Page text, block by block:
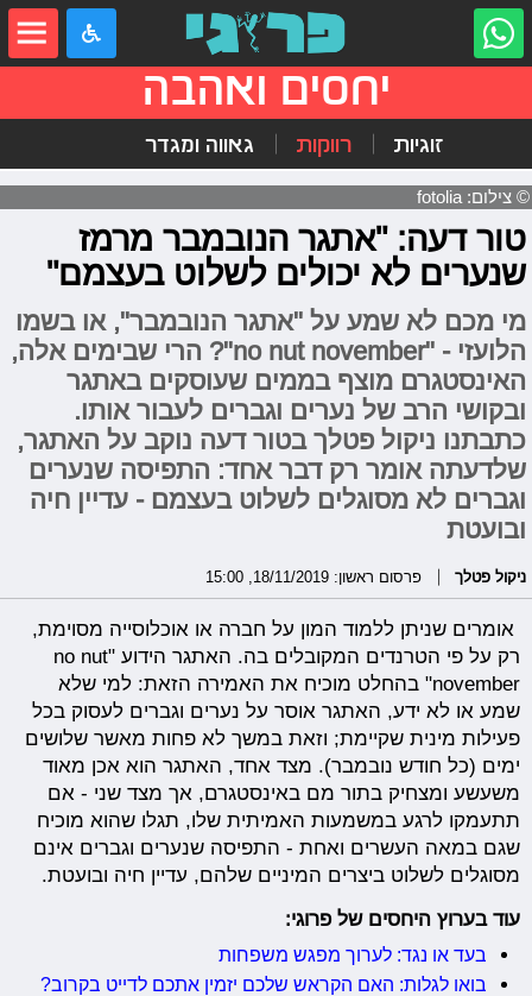
יחסים ואהבה
זוגיות רווקות גאווה ומגדר
© צילום: fotolia
טור דעה: "אתגר הנובמבר מרמז
שנערים לא יכולים לשלוט בעצמם"
מי מכם לא שמע על "אתגר הנובמבר", או בשמו
הלועזי - "no nut november"? הרי שבימים אלה,
האינסטגרם מוצף בממים שעוסקים באתגר
ובקושי הרב של נערים וגברים לעבור אותו.
כתבתנו ניקול פטלך בטור דעה נוקב על האתגר,
שלדעתה אומר רק דבר אחד: התפיסה שנערים
וגברים לא מסוגלים לשלוט בעצמם - עדיין חיה
ובועטת
ניקול פטלך פרסום ראשון: 18/11/2019, 15:00
אומרים שניתן ללמוד המון על חברה או אוכלוסייה מסוימת,
רק על פי הטרנדים המקובלים בה. האתגר הידוע "no nut
november" בהחלט מוכיח את האמירה הזאת: למי שלא
שמע או לא ידע, האתגר אוסר על נערים וגברים לעסוק בכל
פעילות מינית שקיימת; וזאת במשך לא פחות מאשר שלושים
ימים (כל חודש נובמבר). מצד אחד, האתגר הוא אכן מאוד
משעשע ומצחיק בתור מם באינסטגרם, אך מצד שני - אם
תתעמקו לרגע במשמעות האמיתית שלו, תגלו שהוא מוכיח
שגם במאה העשרים ואחת - התפיסה שנערים וגברים אינם
מסוגלים לשלוט ביצרים המיניים שלהם, עדיין חיה ובועטת.
עוד בערוץ היחסים של פרוגי:
בעד או נגד: לערוך מפגש משפחות
בואו לגלות: האם הקראש שלכם יזמין אתכם לדייט בקרוב?